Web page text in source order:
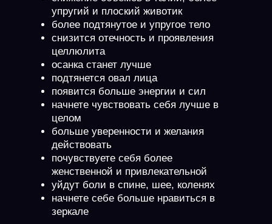
упругий и плоский животик
более подтянутое и упругое тело
снизится отечность и проявления
целлюлита
осанка станет лучше
подтянется овал лица
появится больше энергии и сил
начнете чувствовать себя лучше в
целом
больше уверенности и желания
действовать
почувствуете себя более
женственной и привлекательной
уйдут боли в спине, шее, коленях
начнете себе больше нравиться в
зеркале